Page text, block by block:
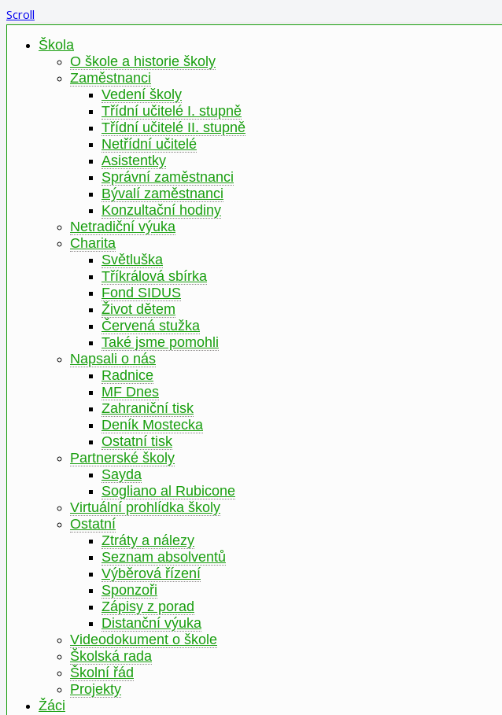
Scroll
Škola
O škole a historie školy
Zaměstnanci
Vedení školy
Třídní učitelé I. stupně
Třídní učitelé II. stupně
Netřídní učitelé
Asistentky
Správní zaměstnanci
Bývalí zaměstnanci
Konzultační hodiny
Netradiční výuka
Charita
Světluška
Tříkrálová sbírka
Fond SIDUS
Život dětem
Červená stužka
Také jsme pomohli
Napsali o nás
Radnice
MF Dnes
Zahraniční tisk
Deník Mostecka
Ostatní tisk
Partnerské školy
Sayda
Sogliano al Rubicone
Virtuální prohlídka školy
Ostatní
Ztráty a nálezy
Seznam absolventů
Výběrová řízení
Sponzoři
Zápisy z porad
Distanční výuka
Videodokument o škole
Školská rada
Školní řád
Projekty
Žáci